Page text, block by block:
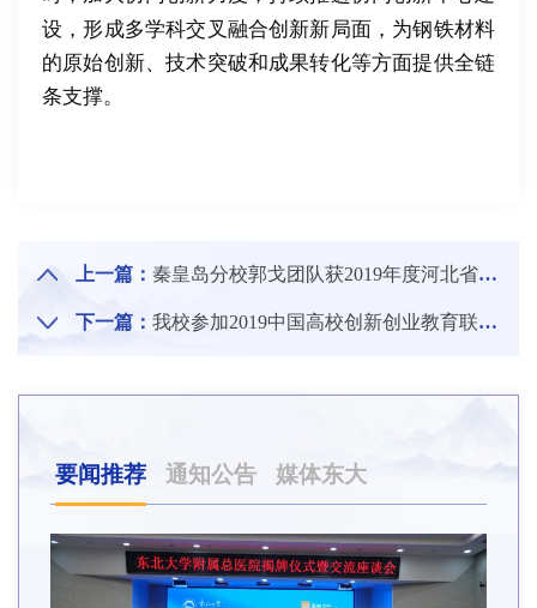
设， 形成多学科交叉融合创新新局面，为钢铁材料
的原始创新、技术突破和成果转化等方面提供全链
条支撑。
上一篇： 秦皇岛分校郭戈团队获2019年度河北省自然科学奖一等奖
下一篇： 我校参加2019中国高校创新创业教育联盟年会并获论文优秀组织奖
要闻推荐 通知公告 媒体东大